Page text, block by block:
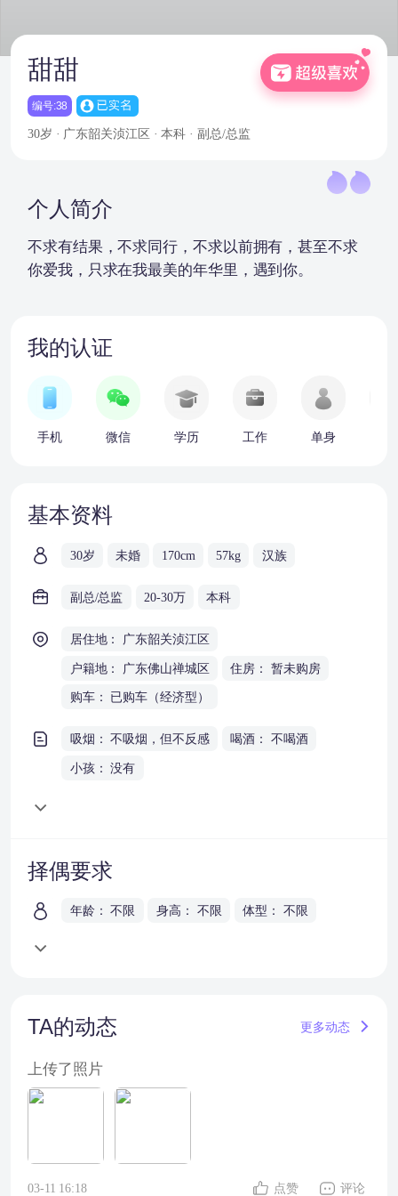
甜甜
编号:38
30岁 · 广东韶关浈江区 · 本科 · 副总/总监
个人简介
不求有结果，不求同行，不求以前拥有，甚至不求
你爱我，只求在我最美的年华里，遇到你。
我的认证
手机 微信 学历 工作 单身
基本资料
30岁 未婚 170cm 57kg 汉族
副总/总监 20-30万 本科
居住地： 广东韶关浈江区
户籍地： 广东佛山禅城区 住房： 暂未购房
购车： 已购车（经济型）
吸烟： 不吸烟，但不反感 喝酒： 不喝酒
小孩： 没有
择偶要求
年龄： 不限 身高： 不限 体型： 不限
TA的动态 更多动态
上传了照片
03-11 16:18 点赞 评论